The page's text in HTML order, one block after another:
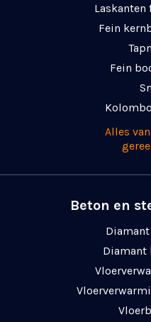
Laskanten
Fein
Fein
Alles
Beton en
Diamant